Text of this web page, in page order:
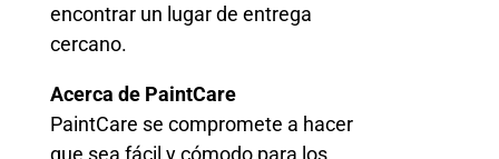
encontrar un lugar de entrega
cercano.
Acerca de PaintCare
PaintCare se compromete a hacer
que sea fácil y cómodo para los